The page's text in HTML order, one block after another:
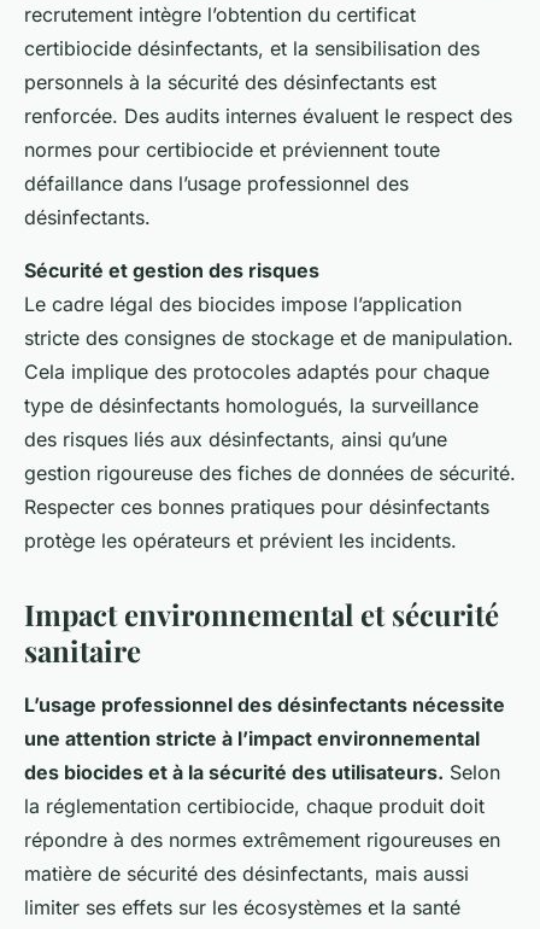
recrutement intègre l’obtention du certificat
certibiocide désinfectants, et la sensibilisation des
personnels à la sécurité des désinfectants est
renforcée. Des audits internes évaluent le respect des
normes pour certibiocide et préviennent toute
défaillance dans l’usage professionnel des
désinfectants.
Sécurité et gestion des risques
Le cadre légal des biocides impose l’application
stricte des consignes de stockage et de manipulation.
Cela implique des protocoles adaptés pour chaque
type de désinfectants homologués, la surveillance
des risques liés aux désinfectants, ainsi qu’une
gestion rigoureuse des fiches de données de sécurité.
Respecter ces bonnes pratiques pour désinfectants
protège les opérateurs et prévient les incidents.
Impact environnemental et sécurité
sanitaire
L’usage professionnel des désinfectants nécessite
une attention stricte à l’impact environnemental
des biocides et à la sécurité des utilisateurs. Selon
la réglementation certibiocide, chaque produit doit
répondre à des normes extrêmement rigoureuses en
matière de sécurité des désinfectants, mais aussi
limiter ses effets sur les écosystèmes et la santé